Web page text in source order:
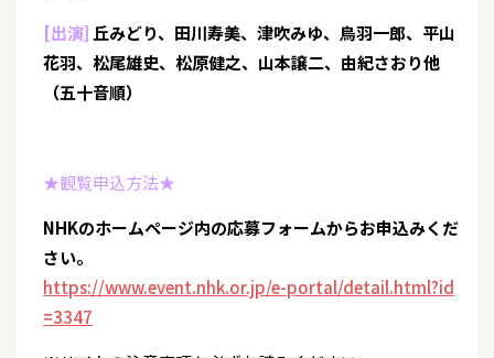
[出演] 丘みどり、田川寿美、津吹みゆ、鳥羽一郎、平山
花羽、松尾雄史、松原健之、山本譲二、由紀さおり他
（五十音順）
★観覧申込方法★
NHKのホームページ内の応募フォームからお申込みくだ
さい。
https://www.event.nhk.or.jp/e-portal/detail.html?id
=3347